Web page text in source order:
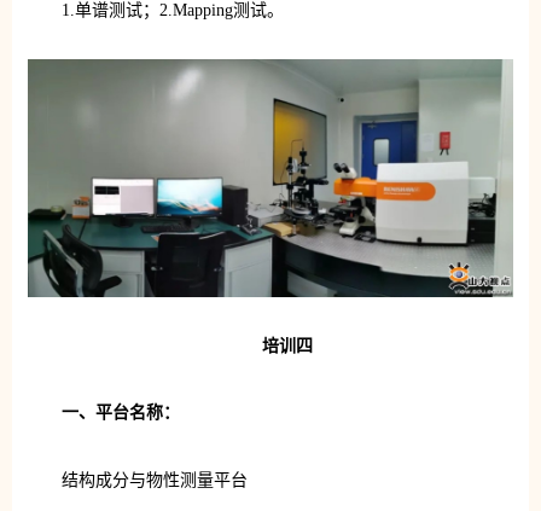
1.单谱测试；2.Mapping测试。
培训四
一、平台名称：
结构成分与物性测量平台